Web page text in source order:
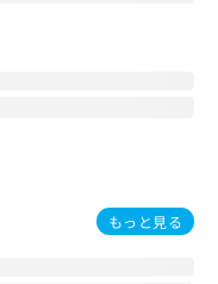
もっと見る